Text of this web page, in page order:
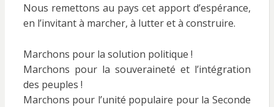
Nous remettons au pays cet apport d’espérance,
en l’invitant à marcher, à lutter et à construire.
Marchons pour la solution politique !
Marchons pour la souveraineté et l’intégration
des peuples !
Marchons pour l’unité populaire pour la Seconde